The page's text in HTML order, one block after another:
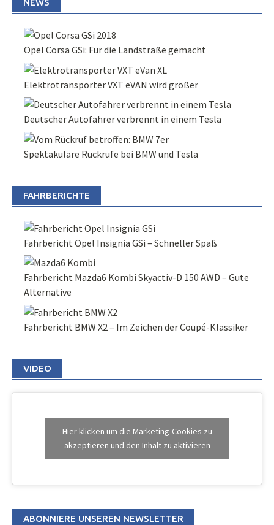
NEWS
Opel Corsa GSi: Für die Landstraße gemacht
Elektrotransporter VXT eVAN wird größer
Deutscher Autofahrer verbrennt in einem Tesla
Spektakuläre Rückrufe bei BMW und Tesla
FAHRBERICHTE
Fahrbericht Opel Insignia GSi – Schneller Spaß
Fahrbericht Mazda6 Kombi Skyactiv-D 150 AWD – Gute
Alternative
Fahrbericht BMW X2 – Im Zeichen der Coupé-Klassiker
VIDEO
Hier klicken um die Marketing-Cookies zu
akzeptieren und den Inhalt zu aktivieren
ABONNIERE UNSEREN NEWSLETTER